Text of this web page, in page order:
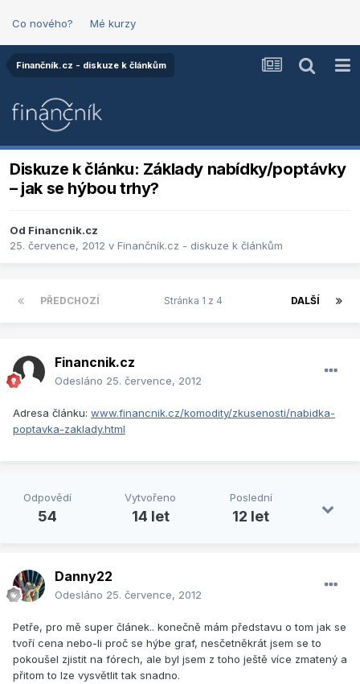
Co nového? Mé kurzy
Finančník.cz - diskuze k článkům
Diskuze k článku: Základy nabídky/poptávky
– jak se hýbou trhy?
Od Financnik.cz
25. července, 2012 v Finančník.cz - diskuze k článkům
PŘEDCHOZÍ DALŠÍ
Stránka 1 z 4
Financnik.cz
Odesláno 25. července, 2012
Adresa článku: www.financnik.cz/komodity/zkusenosti/nabidka-
poptavka-zaklady.html
Odpovědí
54
Vytvořeno
14 let
Poslední
12 let
Danny22
Odesláno 25. července, 2012
Petře, pro mě super článek.. konečně mám představu o tom jak se
tvoří cena nebo-li proč se hýbe graf, nesčetněkrát jsem se to
pokoušel zjistit na fórech, ale byl jsem z toho ještě více zmatený a
přitom to lze vysvětlit tak snadno.